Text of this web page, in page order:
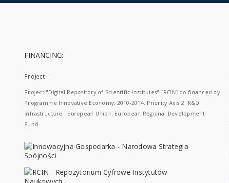
FINANCING:
Project I
Project "Digital Repository of Scientific Institutes" [RCIN] co-financed by
Programme Innovative Economy, 2010-2014, Priority Axis 2. R&D
infrastructure ; European Union. European Regional Development
Fund.